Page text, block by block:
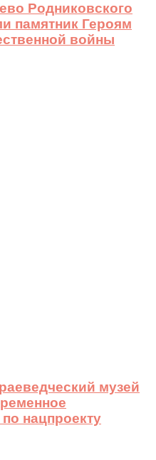
Родниковского
памятник Героям
войны
музей
нацпроекту